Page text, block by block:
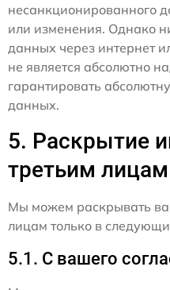
несанкционированного
или изменения. Однако
данных через интернет
не является абсолютно
гарантировать
данных.
5. Раскрытие
третьим лицам
Мы можем раскрывать
лицам только в
5.1. С вашего